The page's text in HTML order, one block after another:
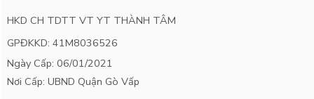
HKD CH TDTT VT YT THÀNH TÂM
GPĐKKD: 41M8036526
Ngày Cấp: 06/01/2021
Nơi Cấp: UBND Quận Gò Vấp